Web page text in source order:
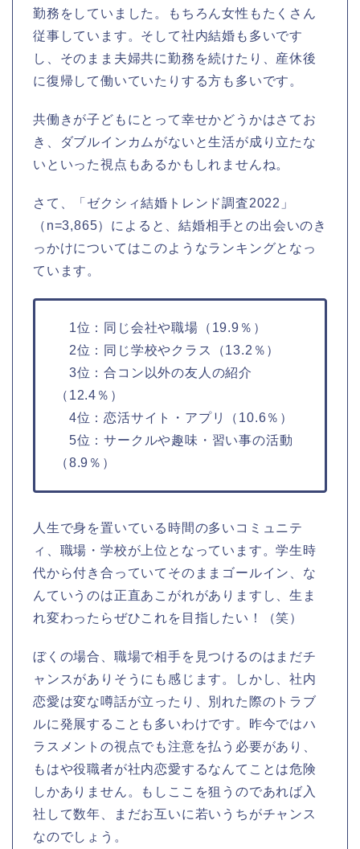
勤務をしていました。もちろん女性もたくさん
従事しています。そして社内結婚も多いです
し、そのまま夫婦共に勤務を続けたり、産休後
に復帰して働いていたりする方も多いです。
共働きが子どもにとって幸せかどうかはさてお
き、ダブルインカムがないと生活が成り立たな
いといった視点もあるかもしれませんね。
さて、「ゼクシィ結婚トレンド調査2022」
（n=3,865）によると、結婚相手との出会いのき
っかけについてはこのようなランキングとなっ
ています。
1位：同じ会社や職場（19.9％）
2位：同じ学校やクラス（13.2％）
3位：合コン以外の友人の紹介
（12.4％）
4位：恋活サイト・アプリ（10.6％）
5位：サークルや趣味・習い事の活動
（8.9％）
人生で身を置いている時間の多いコミュニテ
ィ、職場・学校が上位となっています。学生時
代から付き合っていてそのままゴールイン、な
んていうのは正直あこがれがありますし、生ま
れ変わったらぜひこれを目指したい！（笑）
ぼくの場合、職場で相手を見つけるのはまだチ
ャンスがありそうにも感じます。しかし、社内
恋愛は変な噂話が立ったり、別れた際のトラブ
ルに発展することも多いわけです。昨今ではハ
ラスメントの視点でも注意を払う必要があり、
もはや役職者が社内恋愛するなんてことは危険
しかありません。もしここを狙うのであれば入
社して数年、まだお互いに若いうちがチャンス
なのでしょう。